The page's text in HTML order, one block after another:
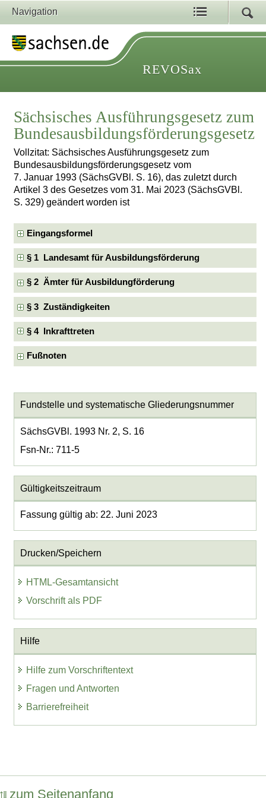
Navigation
REVOSax
Sächsisches Ausführungsgesetz zum
Bundesausbildungsförderungsgesetz
Vollzitat: Sächsisches Ausführungsgesetz zum
Bundesausbildungsförderungsgesetz vom
7. Januar 1993 (SächsGVBl. S. 16), das zuletzt durch
Artikel 3 des Gesetzes vom 31. Mai 2023 (SächsGVBl.
S. 329) geändert worden ist
Eingangsformel
§ 1 Landesamt für Ausbildungsförderung
§ 2 Ämter für Ausbildungförderung
§ 3 Zuständigkeiten
§ 4 Inkrafttreten
Fußnoten
Fundstelle und systematische Gliederungsnummer
SächsGVBl. 1993 Nr. 2, S. 16
Fsn-Nr.: 711-5
Gültigkeitszeitraum
Fassung gültig ab: 22. Juni 2023
Drucken/Speichern
HTML-Gesamtansicht
Vorschrift als PDF
Hilfe
Hilfe zum Vorschriftentext
Fragen und Antworten
Barrierefreiheit
zum Seitenanfang